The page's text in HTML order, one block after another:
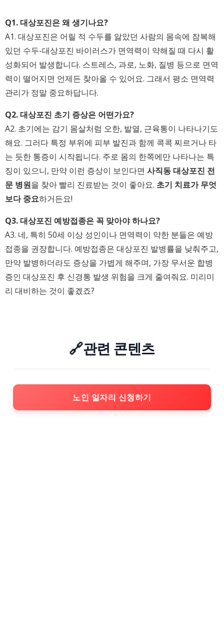
Q1. 대상포진은 왜 생기나요?
A1. 대상포진은 어릴 적 수두를 앓았던 사람의 몸속에 잠복해
있던 수두-대상포진 바이러스가 면역력이 약해질 때 다시 활
성화되어 발생합니다. 스트레스, 과로, 노화, 질병 등으로 면역
력이 떨어지면 언제든 찾아올 수 있어요. 그래서 평소 면역력
관리가 정말 중요하답니다.
Q2. 대상포진 초기 증상은 어떤가요?
A2. 초기에는 감기 몸살처럼 오한, 발열, 근육통이 나타나기도
해요. 그러다 특정 부위에 피부 발진과 함께 콕콕 찌르거나 타
는 듯한 통증이 시작됩니다. 주로 몸의 한쪽에만 나타나는 특
징이 있으니, 만약 이런 증상이 보인다면 사직동 대상포진 전
문 병원을 찾아 빨리 진료받는 것이 좋아요. 초기 치료가 무엇
보다 중요하거든요!
Q3. 대상포진 예방접종은 꼭 맞아야 하나요?
A3. 네, 특히 50세 이상 성인이나 면역력이 약한 분들은 예방
접종을 권장합니다. 예방접종은 대상포진 발병률을 낮춰주고,
만약 발병하더라도 증상을 가볍게 해주며, 가장 무서운 합병
증인 대상포진 후 신경통 발생 위험을 크게 줄여줘요. 미리미
리 대비하는 것이 좋겠죠?
🔗관련 콘텐츠
노인 일자리 신청하기